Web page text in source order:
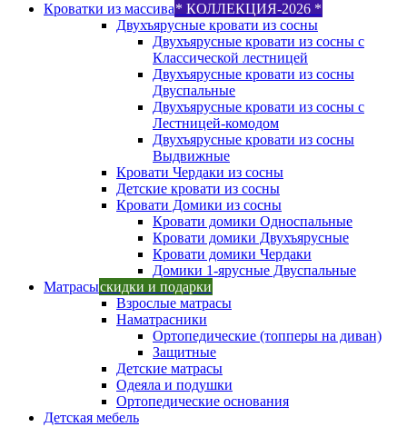
Кроватки из массива* КОЛЛЕКЦИЯ-2026 *
Двухъярусные кровати из сосны
Двухъярусные кровати из сосны с
Классической лестницей
Двухъярусные кровати из сосны
Двуспальные
Двухъярусные кровати из сосны с
Лестницей-комодом
Двухъярусные кровати из сосны
Выдвижные
Кровати Чердаки из сосны
Детские кровати из сосны
Кровати Домики из сосны
Кровати домики Односпальные
Кровати домики Двухъярусные
Кровати домики Чердаки
Домики 1-ярусные Двуспальные
Матрасыскидки и подарки
Взрослые матрасы
Наматрасники
Ортопедические (топперы на диван)
Защитные
Детские матрасы
Одеяла и подушки
Ортопедические основания
Детская мебель